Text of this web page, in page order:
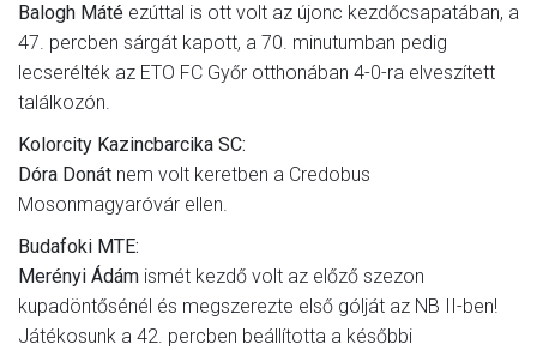
Balogh Máté ezúttal is ott volt az újonc kezdőcsapatában, a
47. percben sárgát kapott, a 70. minutumban pedig
lecserélték az ETO FC Győr otthonában 4-0-ra elveszített
találkozón.
Kolorcity Kazincbarcika SC:
Dóra Donát nem volt keretben a Credobus
Mosonmagyaróvár ellen.
Budafoki MTE:
Merényi Ádám ismét kezdő volt az előző szezon
kupadöntősénél és megszerezte első gólját az NB II-ben!
Játékosunk a 42. percben beállította a későbbi